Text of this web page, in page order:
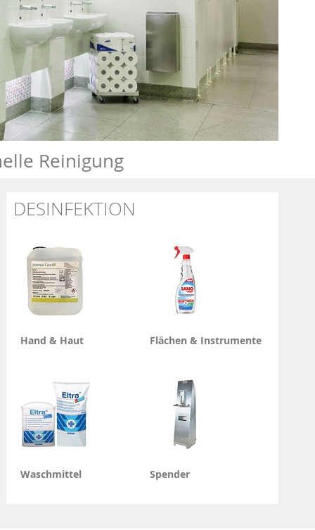
Reinigung
DESINFEKTION
Hand & Haut Flächen & Instrumente
Waschmittel Spender